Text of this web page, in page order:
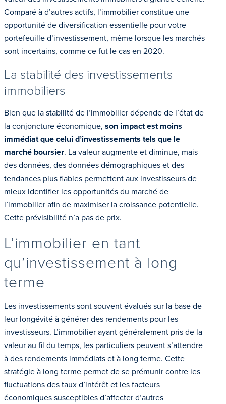
Comparé à d’autres actifs, l’immobilier constitue une
opportunité de diversification essentielle pour votre
portefeuille d’investissement, même lorsque les marchés
sont incertains, comme ce fut le cas en 2020.
La stabilité des investissements
immobiliers
Bien que la stabilité de l’immobilier dépende de l’état de
la conjoncture économique, son impact est moins
immédiat que celui d’investissements tels que le
marché boursier. La valeur augmente et diminue, mais
des données, des données démographiques et des
tendances plus fiables permettent aux investisseurs de
mieux identifier les opportunités du marché de
l’immobilier afin de maximiser la croissance potentielle.
Cette prévisibilité n’a pas de prix.
L’immobilier en tant
qu’investissement à long
terme
Les investissements sont souvent évalués sur la base de
leur longévité à générer des rendements pour les
investisseurs. L’immobilier ayant généralement pris de la
valeur au fil du temps, les particuliers peuvent s’attendre
à des rendements immédiats et à long terme. Cette
stratégie à long terme permet de se prémunir contre les
fluctuations des taux d’intérêt et les facteurs
économiques susceptibles d’affecter d’autres